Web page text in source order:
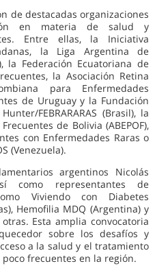
de destacadas organizaciones
en materia de salud y
Entre ellas, la Iniciativa
la Liga Argentina de
la Federación Ecuatoriana de
la Asociación Retina
para Enfermedades
de Uruguay y la Fundación
FEBRARARAS (Brasil), la
de Bolivia (ABEPOF),
con Enfermedades Raras o
(Venezuela).
argentinos Nicolás
como representantes de
Viviendo con Diabetes
Hemofilia MDQ (Argentina) y
Esta amplia convocatoria
sobre los desafíos y
a la salud y el tratamiento
frecuentes en la región.